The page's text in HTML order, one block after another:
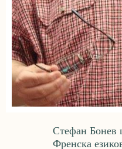
Стефан Бонев
Френска